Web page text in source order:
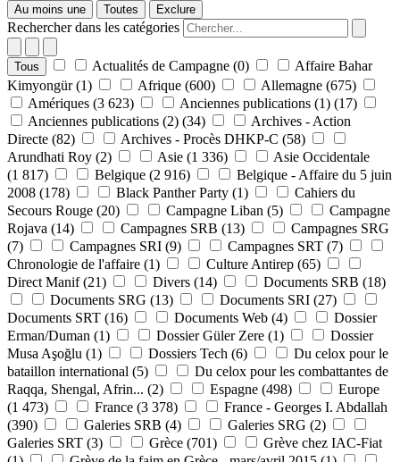
Au moins une Toutes Exclure
Rechercher dans les catégories
Tous Actualités de Campagne (0)
Affaire Bahar
Kimyongür (1) Afrique (600) Allemagne (675)
Amériques (3 623) Anciennes publications (1) (17)
Anciennes publications (2) (34)
Archives - Action
Directe (82) Archives - Procès DHKP-C (58)
Arundhati Roy (2) Asie (1 336)
Asie Occidentale
(1 817)
Belgique (2 916)
Belgique - Affaire du 5 juin
2008 (178) Black Panther Party (1)
Cahiers du
Secours Rouge (20) Campagne Liban (5)
Campagne
Rojava (14) Campagnes SRB (13)
Campagnes SRG
(7)
Campagnes SRI (9) Campagnes SRT (7)
Chronologie de l'affaire (1) Culture Antirep (65)
Direct Manif (21) Divers (14) Documents SRB (18)
Documents SRG (13) Documents SRI (27)
Documents SRT (16) Documents Web (4)
Dossier
Erman/Duman (1) Dossier Güler Zere (1)
Dossier
Musa Aşoğlu (1) Dossiers Tech (6)
Du celox pour le
bataillon international (5)
Du celox pour les combattantes de
Raqqa, Shengal, Afrin... (2) Espagne (498)
Europe
(1 473)
France (3 378)
France - Georges I. Abdallah
(390)
Galeries SRB (4) Galeries SRG (2)
Galeries SRT (3) Grèce (701)
Grève chez IAC-Fiat